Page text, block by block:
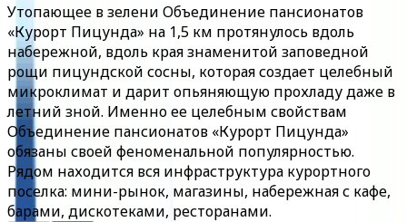
Утопающее в зелени Объединение пансионатов
«Курорт Пицунда» на 1,5 км протянулось вдоль
набережной, вдоль края знаменитой заповедной
рощи пицундской сосны, которая создает целебный
микроклимат и дарит опьяняющую прохладу даже в
летний зной. Именно ее целебным свойствам
Объединение пансионатов «Курорт Пицунда»
обязаны своей феноменальной популярностью.
Рядом находится вся инфраструктура курортного
поселка: мини-рынок, магазины, набережная с кафе,
барами, дискотеками, ресторанами.